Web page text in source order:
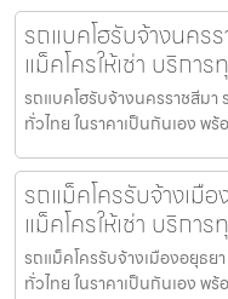
รถแบคโฮรับจ้างนคร
แม็คโครให้เช่า บริกา
รถแบคโฮรับจ้างนครราชสีมา
ทั่วไทย ในราคาเป็นกันเอง
รถแม็คโครรับจ้างเมื
แม็คโครให้เช่า บริกา
รถแม็คโครรับจ้างเมืองอยุธย
ทั่วไทย ในราคาเป็นกันเอง